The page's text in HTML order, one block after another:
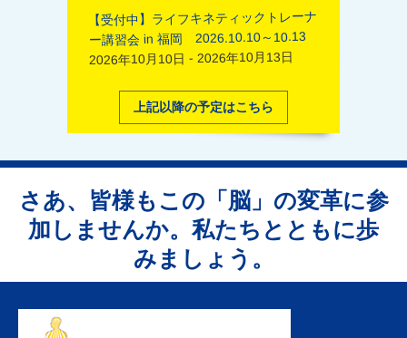
【受付中】ライフキネティックトレーナ
ー講習会 in 福岡 2026.10.10～10.13
2026年10月10日 - 2026年10月13日
上記以降の予定はこちら
さあ、皆様もこの「脳」の変革に参
加しませんか。私たちとともに歩
みましょう。